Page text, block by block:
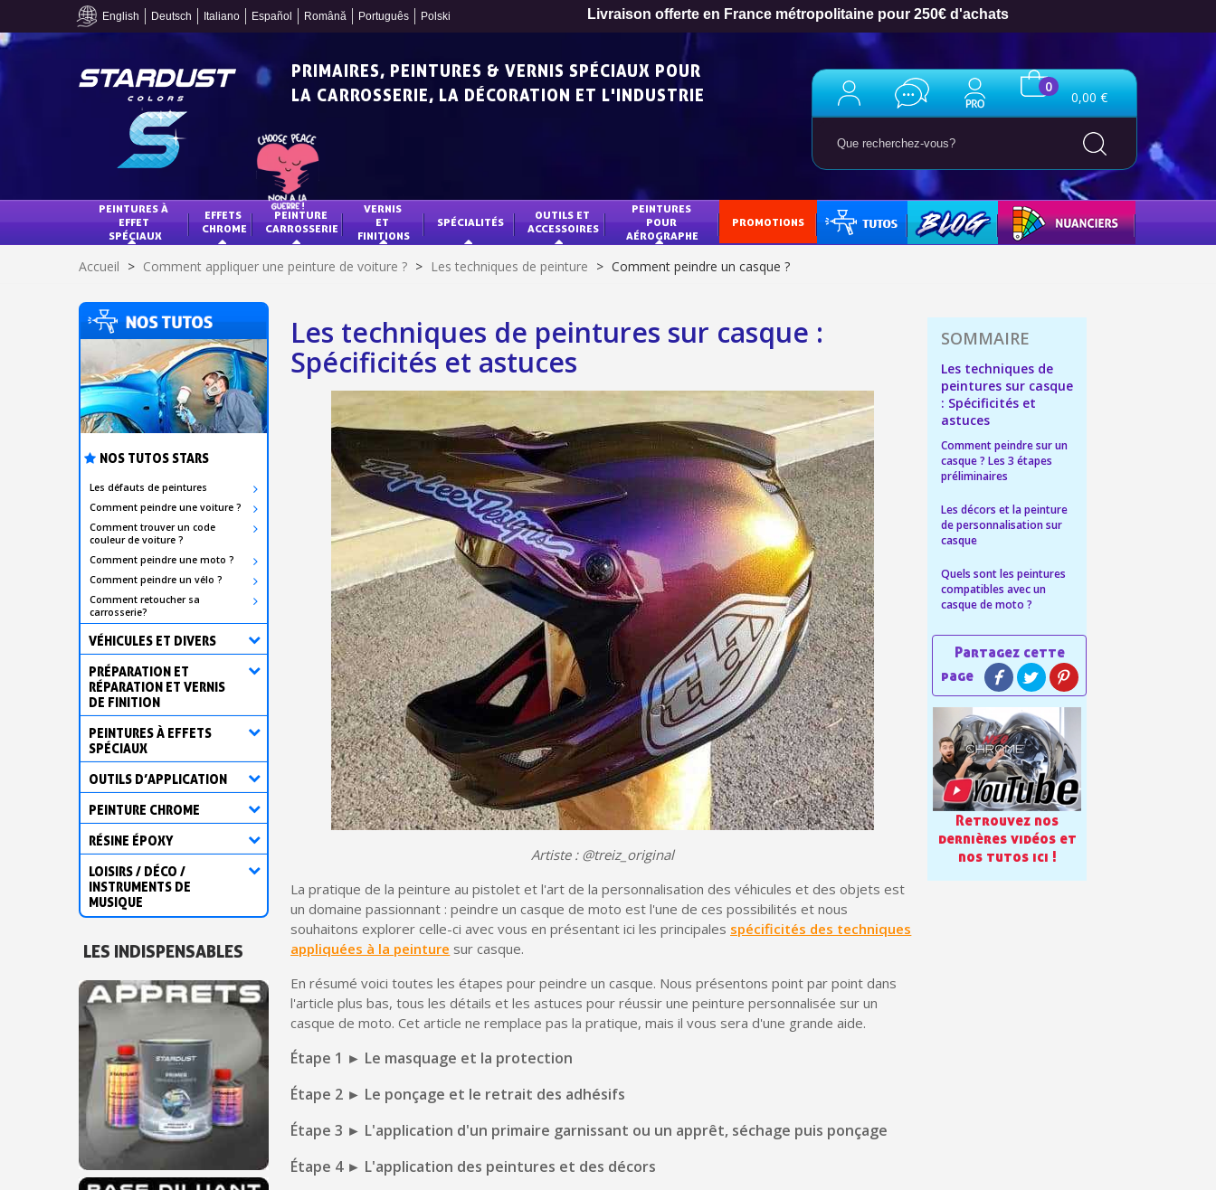
English Deutsch Italiano Español Română Português Polski
Paiement en 4x sans frais dès 30€ d'achats
Inscription à la newsletter : 5€ de réduction
Livraison sous 24 h en France Métropolitaine
Livraison offerte en France métropolitaine pour 250€ d'achats
Paiement en 4x sans frais dès 30€ d'achats
Votre devis en ligne en moins d'1 minute
Partagez vos créations et obtenez des bons d'achat
Gagnez des points de fidélité à chaque commande
Livraison sous 24 h en France Métropolitaine
Retour produits sous 14 jours
Réduction de 5€ sur la première commande
10€ de bon d'achat pour chaque parrainage
Inscription à la newsletter : 5€ de réduction
Livraison sous 24 h en France Métropolitaine
Livraison offerte en France métropolitaine pour 250€ d'achats
Paiement en 4x sans frais dès 30€ d'achats
Votre devis en ligne en moins d'1 minute
Partagez vos créations et obtenez des bons d'achat
Gagnez des points de fidélité à chaque commande
Livraison sous 24 h en France Métropolitaine
Réduction de 5€ sur la première commande
10€ de bon d'achat pour chaque parrainage
PRIMAIRES, PEINTURES & VERNIS SPÉCIAUX POUR
LA CARROSSERIE, LA DÉCORATION ET L'INDUSTRIE
0
0,00 €
PEINTURES À
EFFET
SPÉCIAUX
EFFETS
CHROME
PEINTURE
CARROSSERIE
VERNIS
ET
FINITIONS
SPÉCIALITÉS
OUTILS ET
ACCESSOIRES
PEINTURES
POUR
AÉROGRAPHE
PROMOTIONS TUTO BLOG NUANCIERS
Accueil > Comment appliquer une peinture de voiture ? > Les techniques de peinture > Comment peindre un casque ?
NOS TUTOS STARS
Les défauts de peintures
Comment peindre une voiture ?
Comment trouver un code
couleur de voiture ?
Comment peindre une moto ?
Comment peindre un vélo ?
Comment retoucher sa
carrosserie?
VÉHICULES ET DIVERS
PRÉPARATION ET
RÉPARATION ET VERNIS
DE FINITION
PEINTURES À EFFETS
SPÉCIAUX
OUTILS D’APPLICATION
PEINTURE CHROME
RÉSINE ÉPOXY
LOISIRS / DÉCO /
INSTRUMENTS DE
MUSIQUE
LES INDISPENSABLES
Les techniques de peintures sur casque :
Spécificités et astuces
Artiste : @treiz_original
La pratique de la peinture au pistolet et l'art de la personnalisation des véhicules et des objets est
un domaine passionnant : peindre un casque de moto est l'une de ces possibilités et nous
souhaitons explorer celle-ci avec vous en présentant ici les principales spécificités des techniques
appliquées à la peinture sur casque.
En résumé voici toutes les étapes pour peindre un casque. Nous présentons point par point dans
l'article plus bas, tous les détails et les astuces pour réussir une peinture personnalisée sur un
casque de moto. Cet article ne remplace pas la pratique, mais il vous sera d'une grande aide.
Étape 1 ► Le masquage et la protection
Étape 2 ► Le ponçage et le retrait des adhésifs
Étape 3 ► L'application d'un primaire garnissant ou un apprêt, séchage puis ponçage
Étape 4 ► L'application des peintures et des décors
Les techniques de
peintures sur casque
: Spécificités et
astuces
Comment peindre sur un
casque ? Les 3 étapes
préliminaires
Les décors et la peinture
de personnalisation sur
casque
Quels sont les peintures
compatibles avec un
casque de moto ?
Retrouvez nos
dernières vidéos et
nos tutos ici !